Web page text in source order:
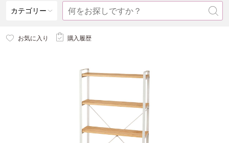
カテゴリー
お気に入り 購入履歴